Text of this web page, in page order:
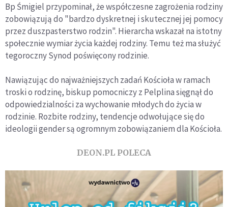
Bp Śmigiel przypominał, że współczesne zagrożenia rodziny
zobowiązują do "bardzo dyskretnej i skutecznej jej pomocy
przez duszpasterstwo rodzin". Hierarcha wskazał na istotny
społecznie wymiar życia każdej rodziny. Temu też ma służyć
tegoroczny Synod poświęcony rodzinie.
Nawiązując do najważniejszych zadań Kościoła w ramach
troski o rodzinę, biskup pomocniczy z Pelplina sięgnął do
odpowiedzialności za wychowanie młodych do życia w
rodzinie. Rozbite rodziny, tendencje odwołujące się do
ideologii gender są ogromnym zobowiązaniem dla Kościoła.
DEON.PL POLECA